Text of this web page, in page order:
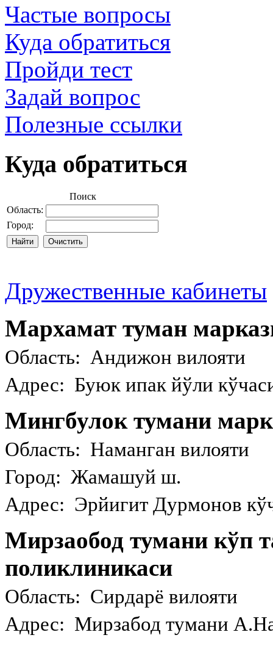
Частые вопросы
Куда обратиться
Пройди тест
Задай вопрос
Полезные ссылки
Куда обратиться
Поиск
Область:
Город:
Дружественные кабинеты
Мархамат туман
Область: Андижон вилояти
Адрес: Буюк ипак йўли
Мингбулок тумани
Область: Наманган вилояти
Город: Жамашуй ш.
Адрес: Эрйигит Дурмонов
Мирзаобод тумани кўп
поликлиникаси
Область: Сирдарё вилояти
Адрес: Мирзабод тумани